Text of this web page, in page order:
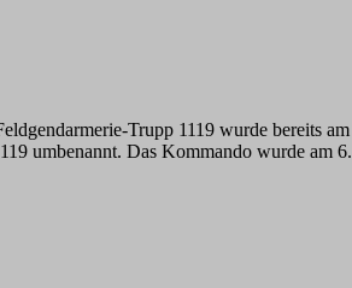
Trupp 1119 wurde bereits
umbenannt. Das Kommando wurde am